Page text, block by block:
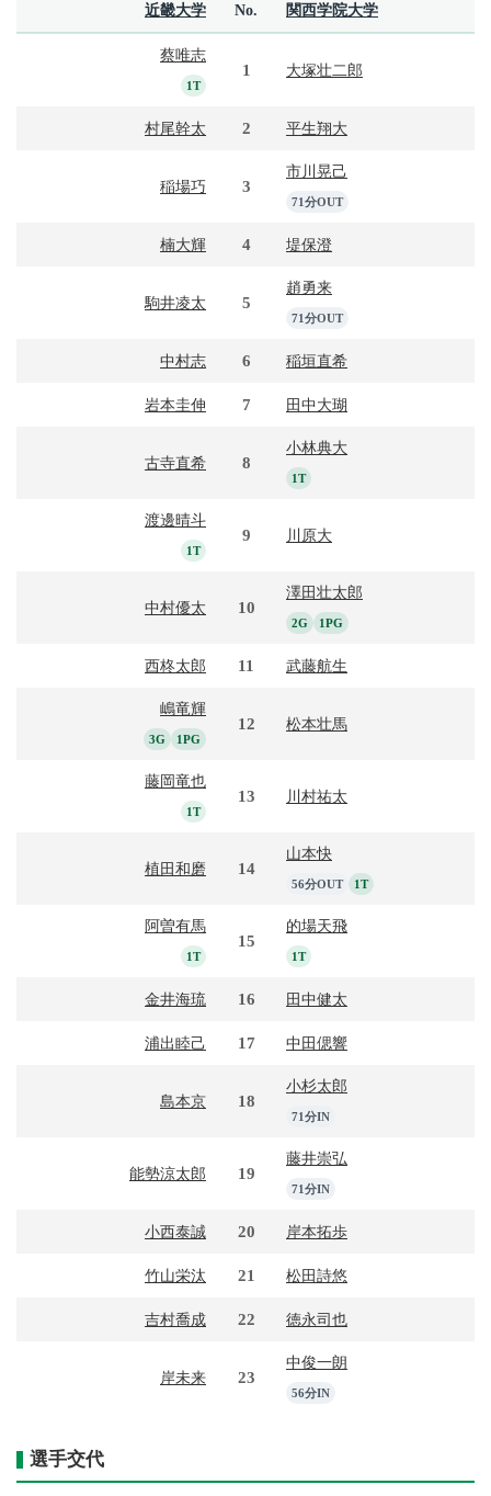
近畿大学 No. 関西学院大学
蔡唯志
1T
1 大塚壮二郎
村尾幹太 2 平生翔大
稲場巧 3
市川晃己
71分OUT
楠大輝 4 堤保澄
駒井凌太 5
趙勇来
71分OUT
中村志 6 稲垣直希
岩本圭伸 7 田中大瑚
古寺直希 8
小林典大
1T
渡邊晴斗
1T
9 川原大
中村優太 10
澤田壮太郎
2G 1PG
西柊太郎 11 武藤航生
嶋竜輝
3G 1PG
12 松本壮馬
藤岡竜也
1T
13 川村祐太
植田和磨 14
山本快
56分OUT 1T
阿曽有馬
1T
15
的場天飛
1T
金井海琉 16 田中健太
浦出睦己 17 中田偲響
島本京 18
小杉太郎
71分IN
能勢涼太郎 19
藤井崇弘
71分IN
小西泰誠 20 岸本拓歩
竹山栄汰 21 松田詩悠
吉村喬成 22 徳永司也
岸未来 23
中俊一朗
56分IN
選手交代